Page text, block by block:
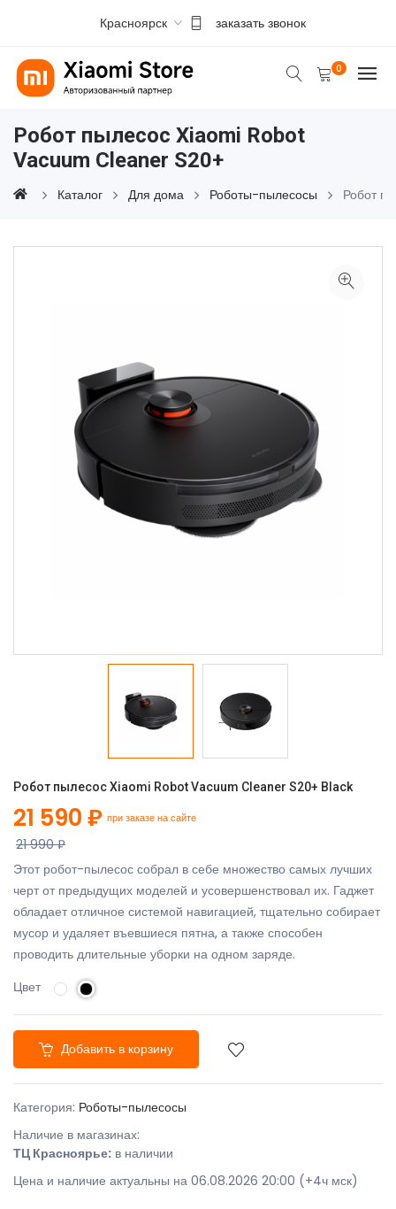
Красноярск заказать звонок
0
Робот пылесос Xiaomi Robot
Vacuum Cleaner S20+
Каталог Для дома Роботы-пылесосы Робот
Робот пылесос Xiaomi Robot Vacuum Cleaner S20+ Black
21 590 ₽ при заказе на сайте
21 990 ₽
Этот робот-пылесос собрал в себе множество самых лучших
черт от предыдущих моделей и усовершенствовал их. Гаджет
обладает отличное системой навигацией, тщательно собирает
мусор и удаляет въевшиеся пятна, а также способен
проводить длительные уборки на одном заряде.
Цвет
Добавить в корзину
Категория: Роботы-пылесосы
Наличие в магазинах:
ТЦ Красноярье: в наличии
Цена и наличие актуальны на 06.08.2026 20:00 (+4ч мск)